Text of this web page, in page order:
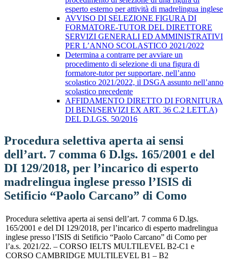
esperto esterno per attività di madrelingua inglese
AVVISO DI SELEZIONE FIGURA DI
FORMATORE-TUTOR DEL DIRETTORE
SERVIZI GENERALI ED AMMINISTRATIVI
PER L’ANNO SCOLASTICO 2021/2022
Determina a contrarre per avviare un
procedimento di selezione di una figura di
formatore-tutor per supportare, nell’anno
scolastico 2021/2022, il DSGA assunto nell’anno
scolastico precedente
AFFIDAMENTO DIRETTO DI FORNITURA
DI BENI/SERVIZI EX ART. 36 C.2 LETT.A)
DEL D.LGS. 50/2016
Procedura selettiva aperta ai sensi
dell’art. 7 comma 6 D.lgs. 165/2001 e del
DI 129/2018, per l’incarico di esperto
madrelingua inglese presso l’ISIS di
Setificio “Paolo Carcano” di Como
Procedura selettiva aperta ai sensi dell’art. 7 comma 6 D.lgs.
165/2001 e del DI 129/2018, per l’incarico di esperto madrelingua
inglese presso l’ISIS di Setificio “Paolo Carcano” di Como per
l’a.s. 2021/22. – CORSO IELTS MULTILEVEL B2-C1 e
CORSO CAMBRIDGE MULTILEVEL B1 – B2